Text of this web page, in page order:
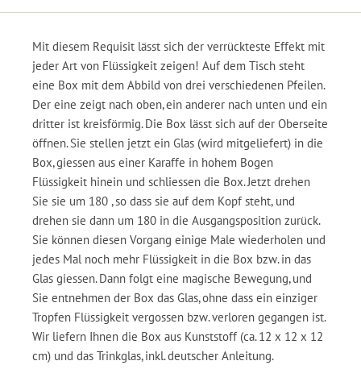
Mit diesem Requisit lässt sich der verrückteste Effekt mit
jeder Art von Flüssigkeit zeigen! Auf dem Tisch steht
eine Box mit dem Abbild von drei verschiedenen Pfeilen.
Der eine zeigt nach oben, ein anderer nach unten und ein
dritter ist kreisförmig. Die Box lässt sich auf der Oberseite
öffnen. Sie stellen jetzt ein Glas (wird mitgeliefert) in die
Box, giessen aus einer Karaffe in hohem Bogen
Flüssigkeit hinein und schliessen die Box. Jetzt drehen
Sie sie um 180 , so dass sie auf dem Kopf steht, und
drehen sie dann um 180 in die Ausgangsposition zurück.
Sie können diesen Vorgang einige Male wiederholen und
jedes Mal noch mehr Flüssigkeit in die Box bzw. in das
Glas giessen. Dann folgt eine magische Bewegung, und
Sie entnehmen der Box das Glas, ohne dass ein einziger
Tropfen Flüssigkeit vergossen bzw. verloren gegangen ist.
Wir liefern Ihnen die Box aus Kunststoff (ca. 12 x 12 x 12
cm) und das Trinkglas, inkl. deutscher Anleitung.